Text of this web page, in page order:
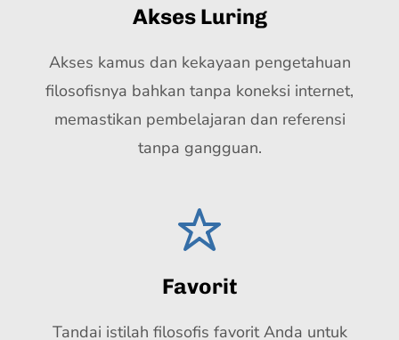
Akses Luring
Akses kamus dan kekayaan pengetahuan
filosofisnya bahkan tanpa koneksi internet,
memastikan pembelajaran dan referensi
tanpa gangguan.
Favorit
Tandai istilah filosofis favorit Anda untuk